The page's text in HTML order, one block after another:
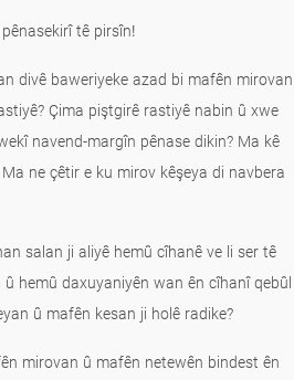
tê pirsîn!
divê baweriyeke azad bi mafên mirovan
Çima piştgirê rastiyê nabin û xwe
navend-margîn pênase dikin? Ma kê
ne çêtir e ku mirov kêşeya di navbera
salan ji aliyê hemû cîhanê ve li ser tê
hemû daxuyaniyên wan ên cîhanî qebûl
û mafên kesan ji holê radike?
mirovan û mafên netewên bindest ên